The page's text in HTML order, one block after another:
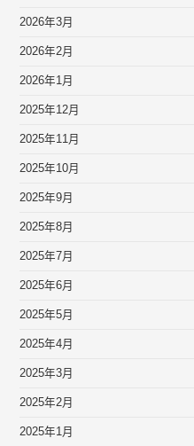
2026年3月
2026年2月
2026年1月
2025年12月
2025年11月
2025年10月
2025年9月
2025年8月
2025年7月
2025年6月
2025年5月
2025年4月
2025年3月
2025年2月
2025年1月